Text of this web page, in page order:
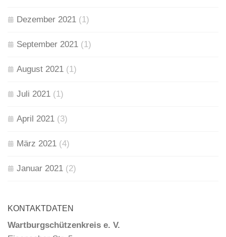
Dezember 2021 (1)
September 2021 (1)
August 2021 (1)
Juli 2021 (1)
April 2021 (3)
März 2021 (4)
Januar 2021 (2)
KONTAKTDATEN
Wartburgschützenkreis e. V.